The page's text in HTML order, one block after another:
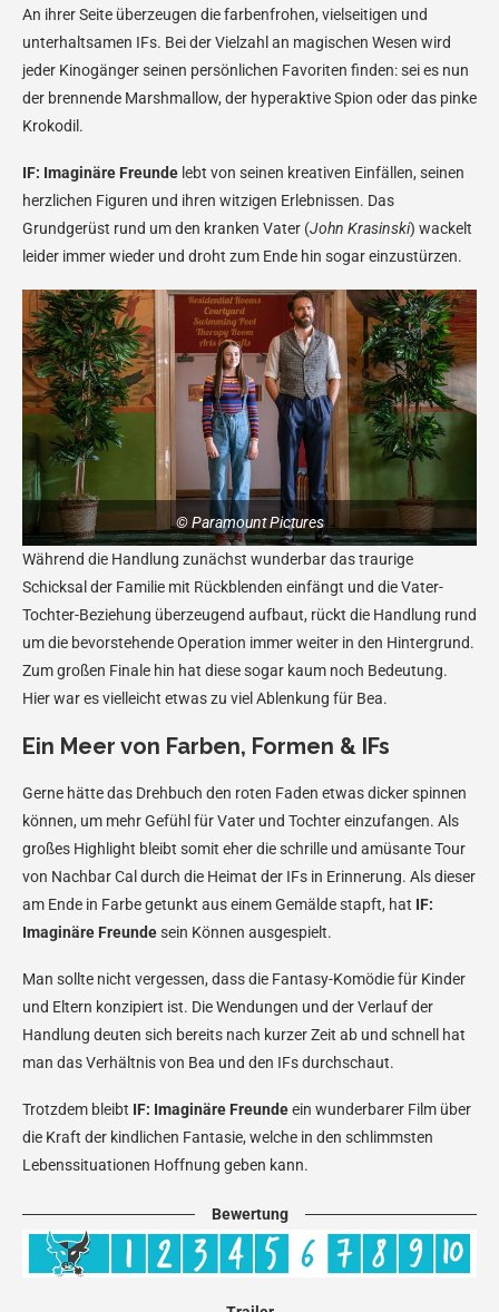
An ihrer Seite überzeugen die farbenfrohen, vielseitigen und
unterhaltsamen IFs. Bei der Vielzahl an magischen Wesen wird
jeder Kinogänger seinen persönlichen Favoriten finden: sei es nun
der brennende Marshmallow, der hyperaktive Spion oder das pinke
Krokodil.
IF: Imaginäre Freunde lebt von seinen kreativen Einfällen, seinen
herzlichen Figuren und ihren witzigen Erlebnissen. Das
Grundgerüst rund um den kranken Vater (John Krasinski) wackelt
leider immer wieder und droht zum Ende hin sogar einzustürzen.
© Paramount Pictures
Während die Handlung zunächst wunderbar das traurige
Schicksal der Familie mit Rückblenden einfängt und die Vater-
Tochter-Beziehung überzeugend aufbaut, rückt die Handlung rund
um die bevorstehende Operation immer weiter in den Hintergrund.
Zum großen Finale hin hat diese sogar kaum noch Bedeutung.
Hier war es vielleicht etwas zu viel Ablenkung für Bea.
Ein Meer von Farben, Formen & IFs
Gerne hätte das Drehbuch den roten Faden etwas dicker spinnen
können, um mehr Gefühl für Vater und Tochter einzufangen. Als
großes Highlight bleibt somit eher die schrille und amüsante Tour
von Nachbar Cal durch die Heimat der IFs in Erinnerung. Als dieser
am Ende in Farbe getunkt aus einem Gemälde stapft, hat IF:
Imaginäre Freundesein Können ausgespielt.
Man sollte nicht vergessen, dass die Fantasy-Komödie für Kinder
und Eltern konzipiert ist. Die Wendungen und der Verlauf der
Handlung deuten sich bereits nach kurzer Zeit ab und schnell hat
man das Verhältnis von Bea und den IFs durchschaut.
Trotzdem bleibt IF: Imaginäre Freundeein wunderbarer Film über
die Kraft der kindlichen Fantasie, welche in den schlimmsten
Lebenssituationen Hoffnung geben kann.
Bewertung